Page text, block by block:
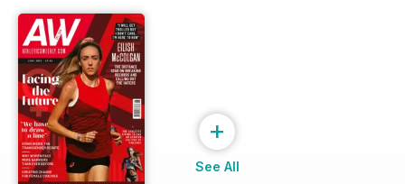
+
See All